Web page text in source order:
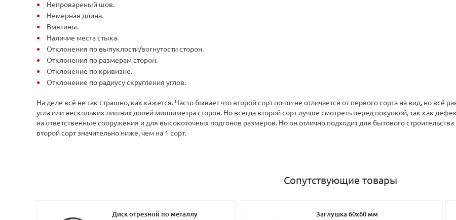
Непровареный шов.
Немерная длина.
Вмятины.
Наличие места стыка.
Отклонения по выпуклости/вогнутости сторон.
Отклонения по размерам сторон.
Отклонение по кривизне.
Отклонение по радиусу скругления углов.
На деле всё не так страшно, как кажется. Часто бывает что второй сорт почти не отличается от первого сорта на вид, но всё
угла или нескольких лишних долей миллиметра сторон. Но всегда второй сорт лучше смотреть перед покупкой, так как
на ответственные сооружения и для высокоточных подгонов размеров. Но он отлично подходит для бытового
второй сорт значительно ниже, чем на 1 сорт.
Сопутствующие товары
Диск отрезной по металлу
Заглушка 60х60 мм